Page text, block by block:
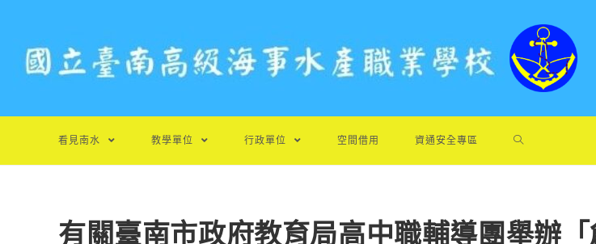
看見南水 教學單位 行政單位 空間借用 資通安全專區
有關臺南市政府教育局高中職輔導團舉辦